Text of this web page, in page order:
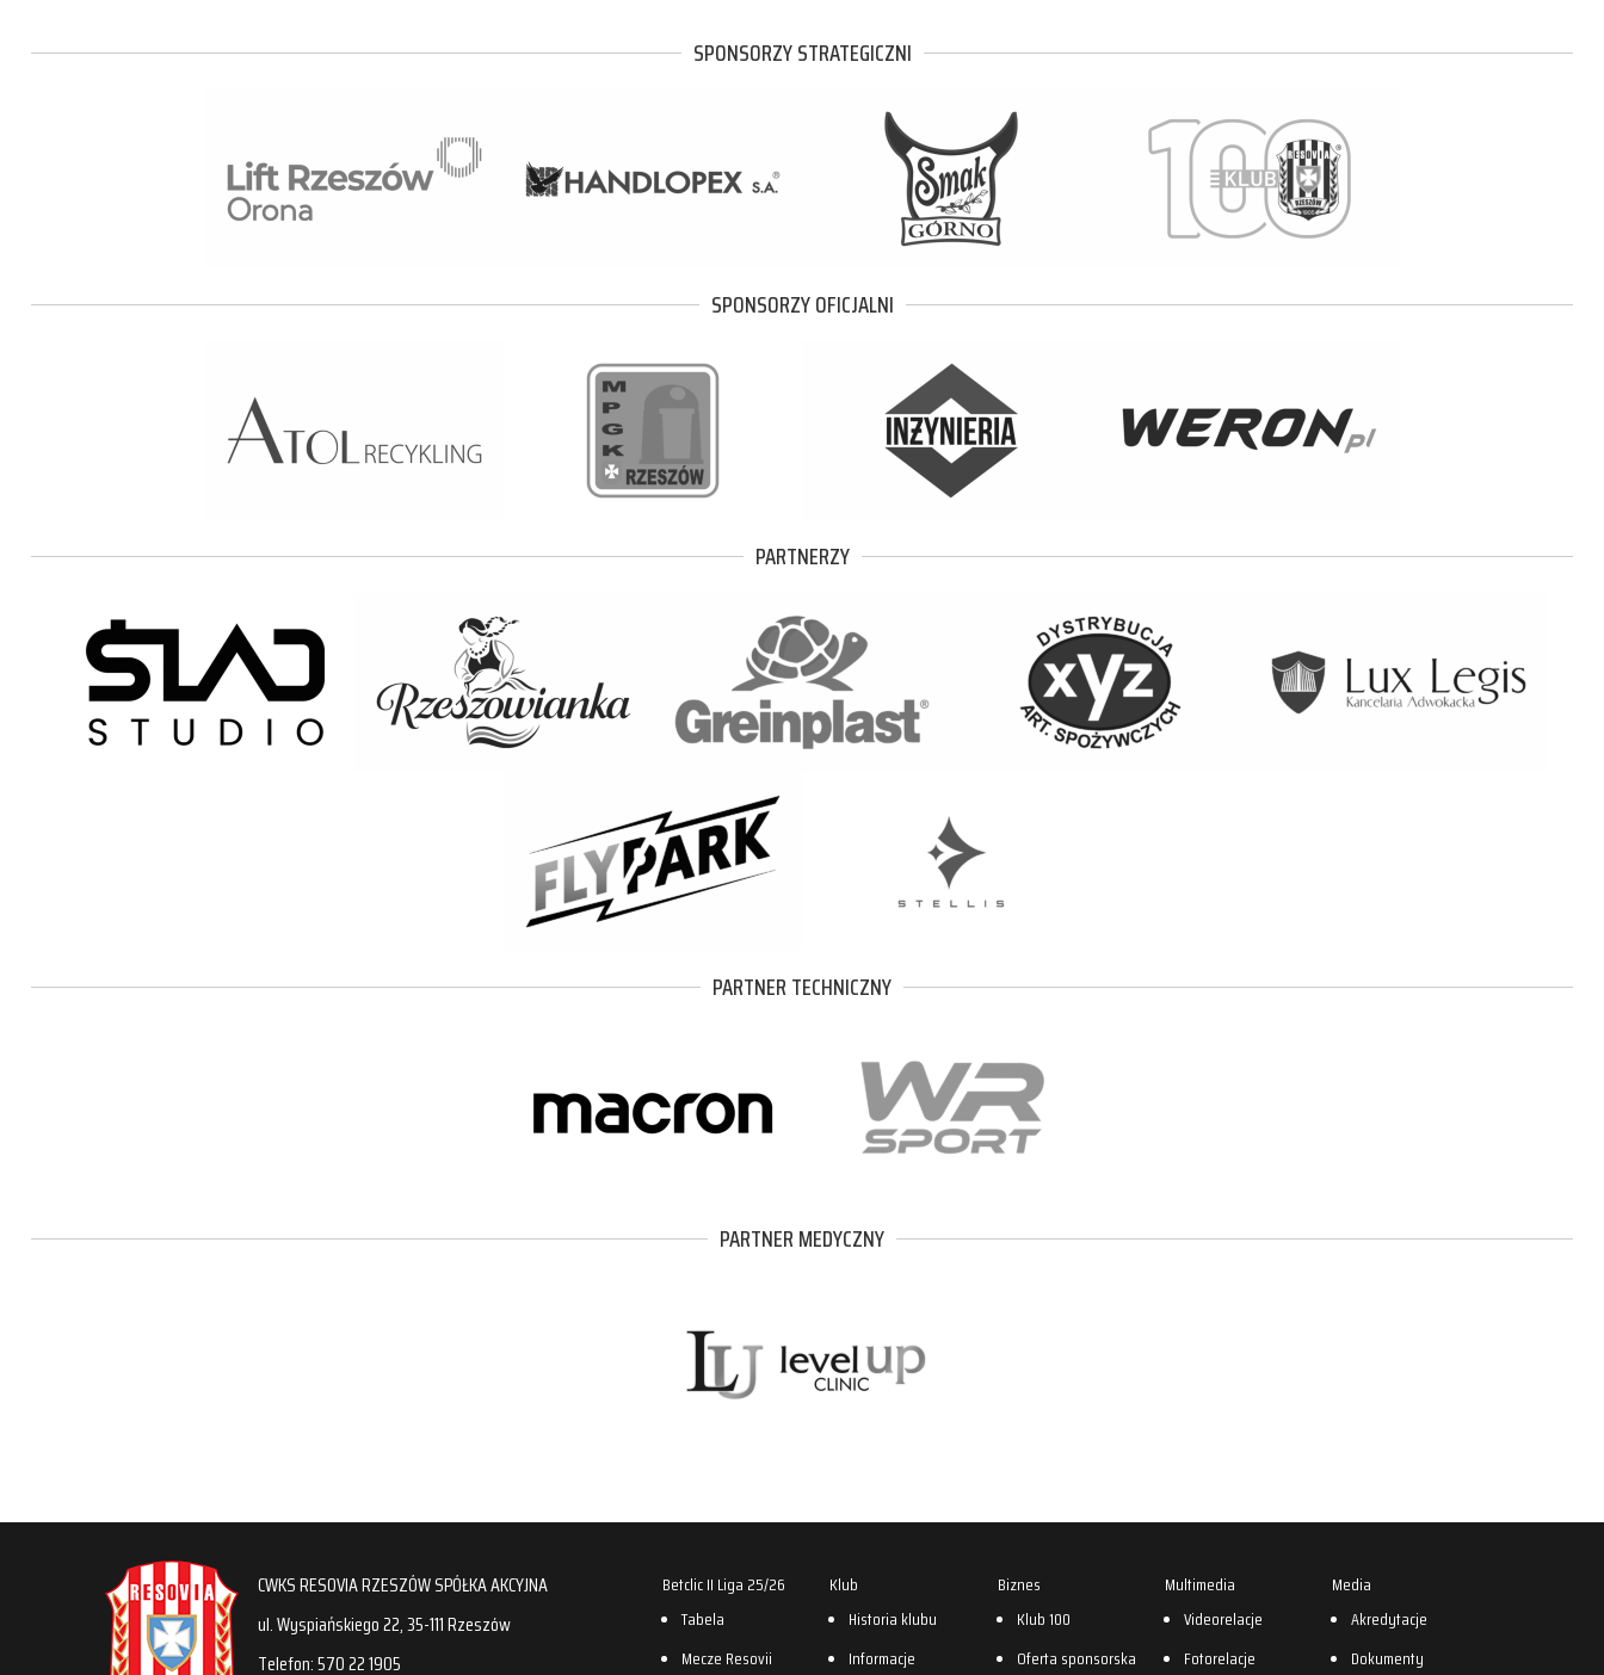
SPONSORZY STRATEGICZNI
SPONSORZY OFICJALNI
PARTNERZY
PARTNER TECHNICZNY
PARTNER MEDYCZNY
CWKS RESOVIA RZESZÓW SPÓŁKA AKCYJNA
ul. Wyspiańskiego 22, 35-111 Rzeszów
Telefon: 570 22 1905
Betclic II Liga 25/26
Tabela
Mecze Resovii
Klub
Historia klubu
Informacje
Biznes
Klub 100
Oferta sponsorska
Multimedia
Videorelacje
Fotorelacje
Media
Akredytacje
Dokumenty